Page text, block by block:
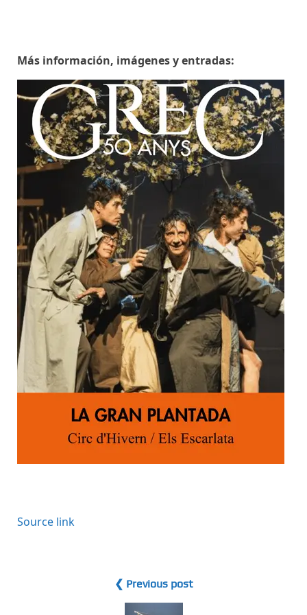
Más información, imágenes y entradas:
Source link
❮ Previous post